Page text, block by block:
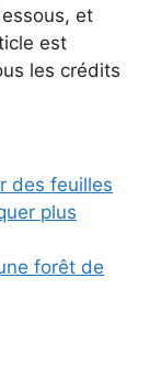
et
est
les crédits
des feuilles
plus
forêt de